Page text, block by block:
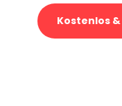
Kostenlos